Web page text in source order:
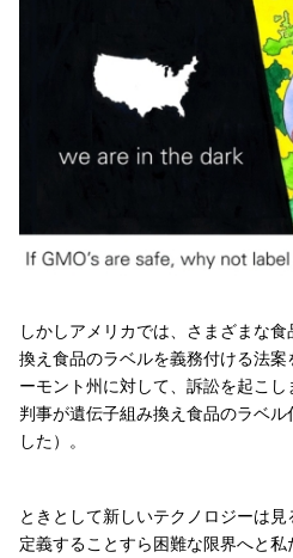
しかしアメリカでは、さまざまな
換え食品のラベルを義務付ける法
ーモント州に対して、訴訟を起こ
判事が遺伝子組み換え食品のラベ
した）。
ときとして新しいテクノロジーは
定義することすら困難な限界へと